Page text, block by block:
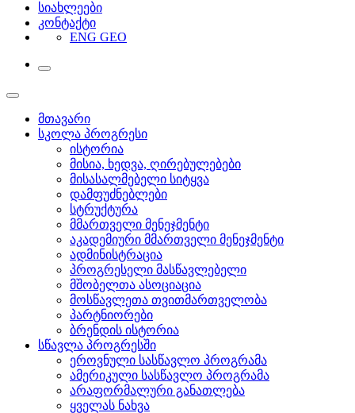
სიახლეები
კონტაქტი
ENG GEO
მთავარი
სკოლა პროგრესი
ისტორია
მისია, ხედვა, ღირებულებები
მისასალმებელი სიტყვა
დამფუძნებლები
სტრუქტურა
მმართველი მენეჯმენტი
აკადემიური მმართველი მენეჯმენტი
ადმინისტრაცია
პროგრესელი მასწავლებელი
მშობელთა ასოციაცია
მოსწავლეთა თვითმართველობა
პარტნიორები
ბრენდის ისტორია
სწავლა პროგრესში
ეროვნული სასწავლო პროგრამა
ამერიკული სასწავლო პროგრამა
არაფორმალური განათლება
ყველას ნახვა